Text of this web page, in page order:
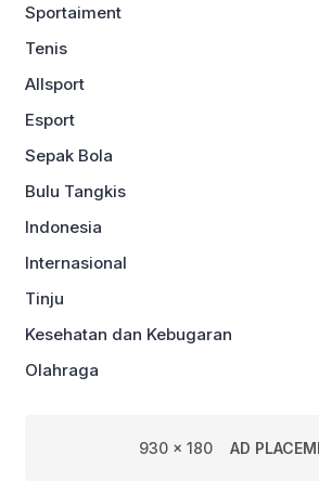
Sportaiment
Tenis
Allsport
Esport
Sepak Bola
Bulu Tangkis
Indonesia
Internasional
Tinju
Kesehatan dan Kebugaran
Olahraga
930 x 180 AD